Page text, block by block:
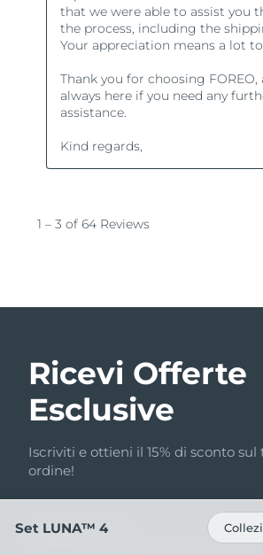
Ricevi Offerte
Esclusive
Iscriviti e ottieni il 15% di sconto
ordine!
Indirizzo email
Set LUNA™ 4